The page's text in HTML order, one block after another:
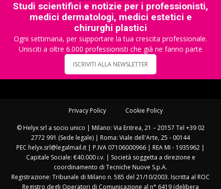
Studi scientifici e notizie per i professionisti,
medici dermatologi, medici estetici e
chirurghi plastici
Ogni settimana, per supportare la tua crescita professionale.
Unisciti a oltre 6.000 professionisti che già ne fanno parte
ISCRIVITI ALLA NEWSLETTER
Privacy Policy Cookie Policy
© Helyx srl a socio unico | Milano: Via Eritrea, 21 – 20157 Tel +39 02
2772 991 (Sede legale) | Roma: Viale dell'Arte, 25 - 00144
PEC helyx.srl@legalmail.it | P.IVA 07106000966 | REA MI - 1935962 |
Capitale Sociale: €40.000 i.v. | Società soggetta a direzione e
coordinamento di Tecniche Nuove S.p.A.
Registrazione: Tribunale di Milano n. 585 del 21/10/2003. Iscritta al ROC
Registro degli Operatori di Comunicazione al n° 6419 (delibera